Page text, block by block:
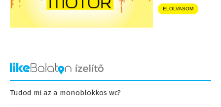
ELOLVASOM
Tudod mi az a monoblokkos wc?